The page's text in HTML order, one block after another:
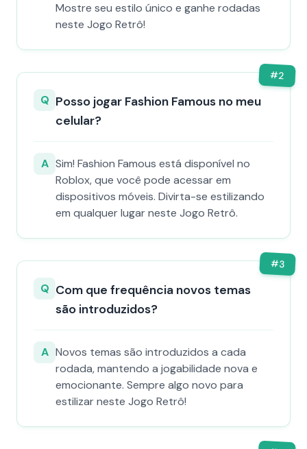
Mostre seu estilo único e ganhe rodadas
neste Jogo Retrô!
#2
Q Posso jogar Fashion Famous no meu
celular?
A Sim! Fashion Famous está disponível no
Roblox, que você pode acessar em
dispositivos móveis. Divirta-se estilizando
em qualquer lugar neste Jogo Retrô.
#3
Q Com que frequência novos temas
são introduzidos?
A Novos temas são introduzidos a cada
rodada, mantendo a jogabilidade nova e
emocionante. Sempre algo novo para
estilizar neste Jogo Retrô!